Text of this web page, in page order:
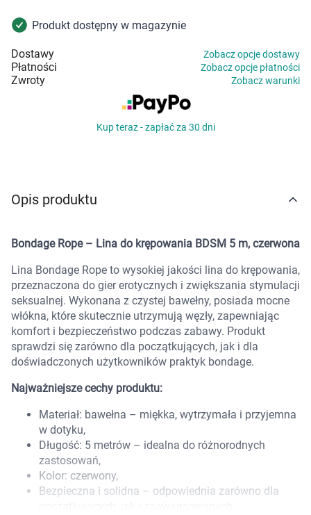
Korzystamy z plików cookies w celu
Zabawki
Produkt dostępny w magazynie
Dostawy Zobacz opcje dostawy
Płatności Zobacz opcje płatności
Zwroty Zobacz warunki
Kup teraz - zapłać za 30 dni
Opis produktu
Bondage Rope – Lina do krępowania BDSM 5 m, czerwona
Lina Bondage Rope to wysokiej jakości lina do krępowania,
przeznaczona do gier erotycznych i zwiększania stymulacji
seksualnej. Wykonana z czystej bawełny, posiada mocne
włókna, które skutecznie utrzymują węzły, zapewniając
komfort i bezpieczeństwo podczas zabawy. Produkt
sprawdzi się zarówno dla początkujących, jak i dla
doświadczonych użytkowników praktyk bondage.
Najważniejsze cechy produktu:
Materiał: bawełna – miękka, wytrzymała i przyjemna
w dotyku,
Długość: 5 metrów – idealna do różnorodnych
zastosowań,
Kolor: czerwony,
Bezpieczna i solidna – odpowiednia zarówno dla